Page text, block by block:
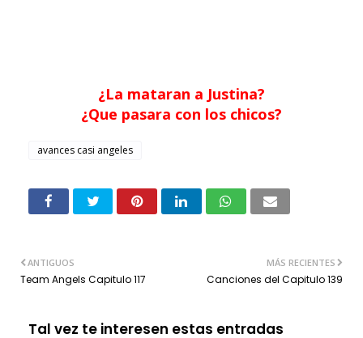
¿La mataran a Justina?
¿Que pasara con los chicos?
avances casi angeles
MÁS RECIENTES
Canciones del Capitulo 139
ANTIGUOS
Team Angels Capitulo 117
Tal vez te interesen estas entradas